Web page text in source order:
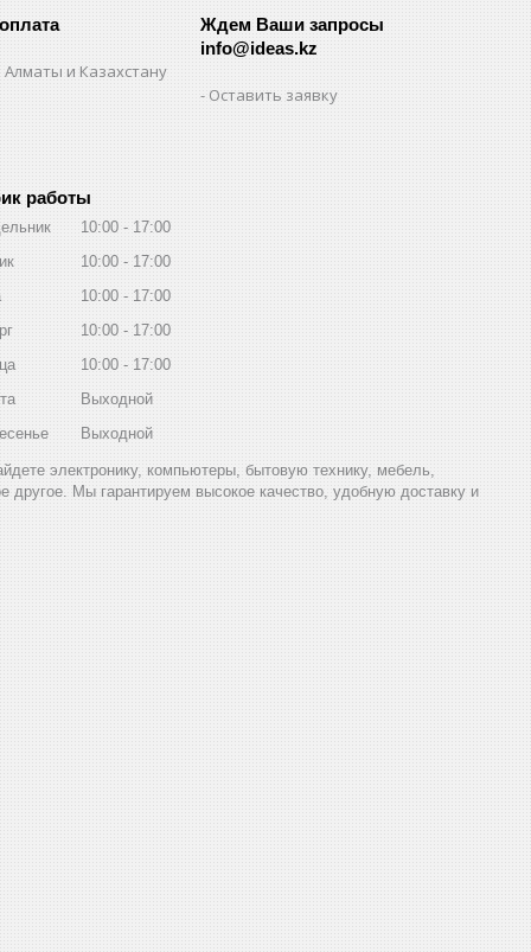
и Казахстану
Ждем Ваши запросы
info@ideas.kz
Оставить заявку
работы
10:00
17:00
10:00
17:00
10:00
17:00
10:00
17:00
10:00
17:00
Выходной
Выходной
электронику, компьютеры, бытовую технику, мебель,
другое. Мы гарантируем высокое качество, удобную доставку и